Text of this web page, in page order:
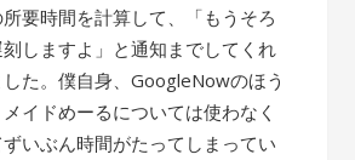
要時間を計算して、「もうそろ
しますよ」と通知までしてくれ
た。僕自身、GoogleNowのほう
イドめーるについては使わなく
いぶん時間がたってしまってい